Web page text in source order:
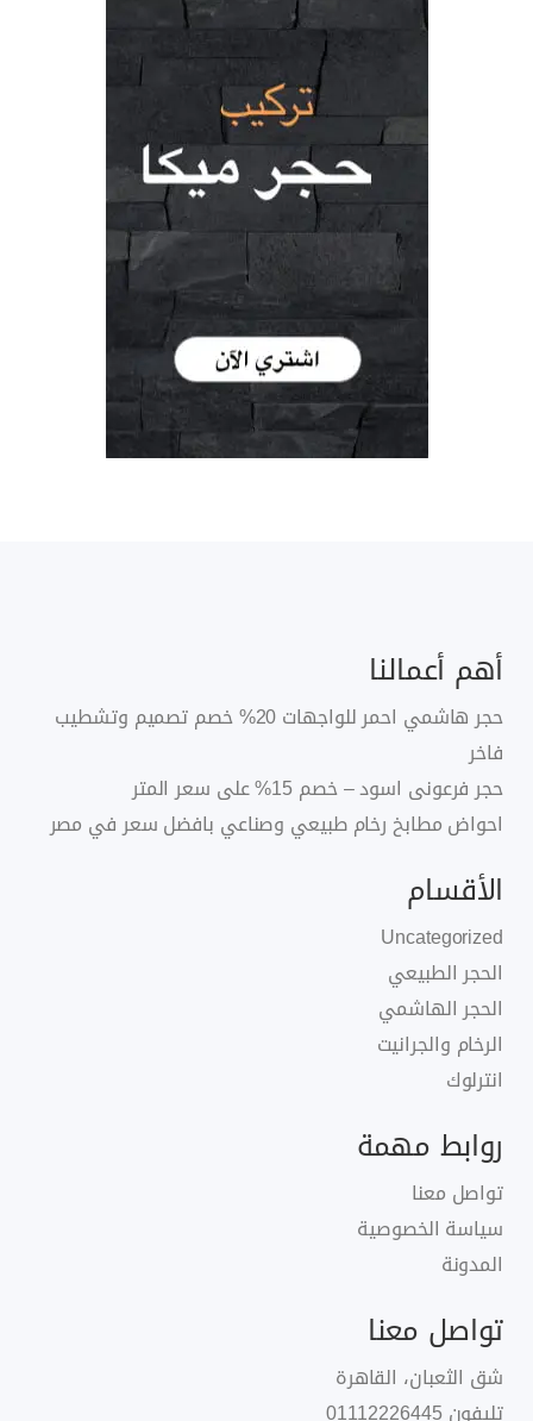
أهم أعمالنا
حجر هاشمي احمر للواجهات 20% خصم تصميم وتشطيب
فاخر
حجر فرعونى اسود – خصم 15% على سعر المتر
احواض مطابخ رخام طبيعي وصناعي بافضل سعر في مصر
الأقسام
Uncategorized
الحجر الطبيعي
الحجر الهاشمي
الرخام والجرانيت
انترلوك
روابط مهمة
تواصل معنا
سياسة الخصوصية
المدونة
تواصل معنا
شق الثعبان، القاهرة
تليفون01112226445